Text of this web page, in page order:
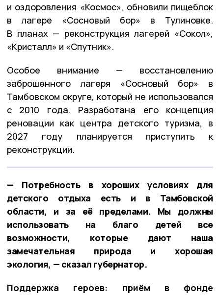
и оздоровления «Космос», обновили пищеблок
в лагере «Сосновый бор» в Тулиновке.
В планах — реконструкция лагерей «Сокол»,
«Кристалл» и «Спутник».
Особое внимание — восстановлению
заброшенного лагеря «Сосновый бор» в
Тамбовском округе, который не использовался
с 2010 года. Разработана его концепция
реновации как центра детского туризма, в
2027 году планируется приступить к
реконструкции.
— Потребность в хороших условиях для
детского отдыха есть и в Тамбовской
области, и за её пределами. Мы должны
использовать на благо детей все
возможности, которые дают наша
замечательная природа и хорошая
экология, — сказал губернатор.
Поддержка героев: приём в фонде